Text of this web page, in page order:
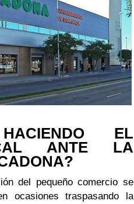
EL
ANTE LA
del pequeño comercio se
ocasiones traspasando la